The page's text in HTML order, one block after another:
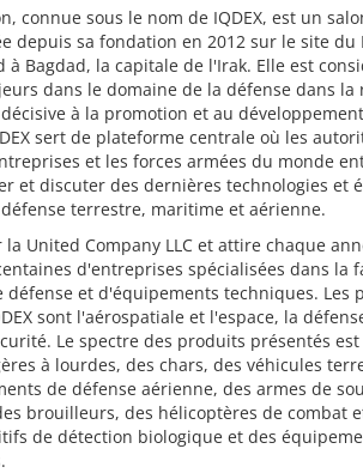
connue sous le nom de IQDEX, est un
depuis sa fondation en 2012 sur le site du
Bagdad, la capitale de l'Irak. Elle est
dans le domaine de la défense dans la
à la promotion et au
sert de plateforme centrale où les
et les forces armées du monde
et discuter des dernières technologies et
terrestre, maritime et aérienne.
United Company LLC et attire chaque
d'entreprises spécialisées dans la
et d'équipements techniques. Les
sont l'aérospatiale et l'espace, la
Le spectre des produits présentés
à lourdes, des chars, des véhicules
de défense aérienne, des armes de
brouilleurs, des hélicoptères de combat
de détection biologique et des